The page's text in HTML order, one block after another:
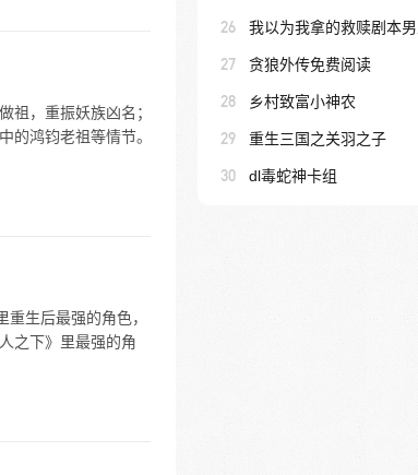
祖，重振妖族凶名；
的鸿钧老祖等情节。
生后最强的角色，
之下》里最强的角
26 我以为我拿的救赎剧本
27 贪狼外传免费阅读
28 乡村致富小神农
29 重生三国之关羽之子
30 dl毒蛇神卡组